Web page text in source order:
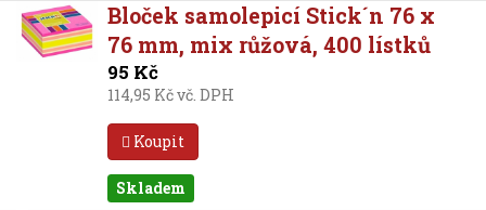
Bloček samolepicí Stick´n 76 x
76 mm, mix růžová, 400 lístků
95 Kč
114,95 Kč vč. DPH
Koupit
Skladem